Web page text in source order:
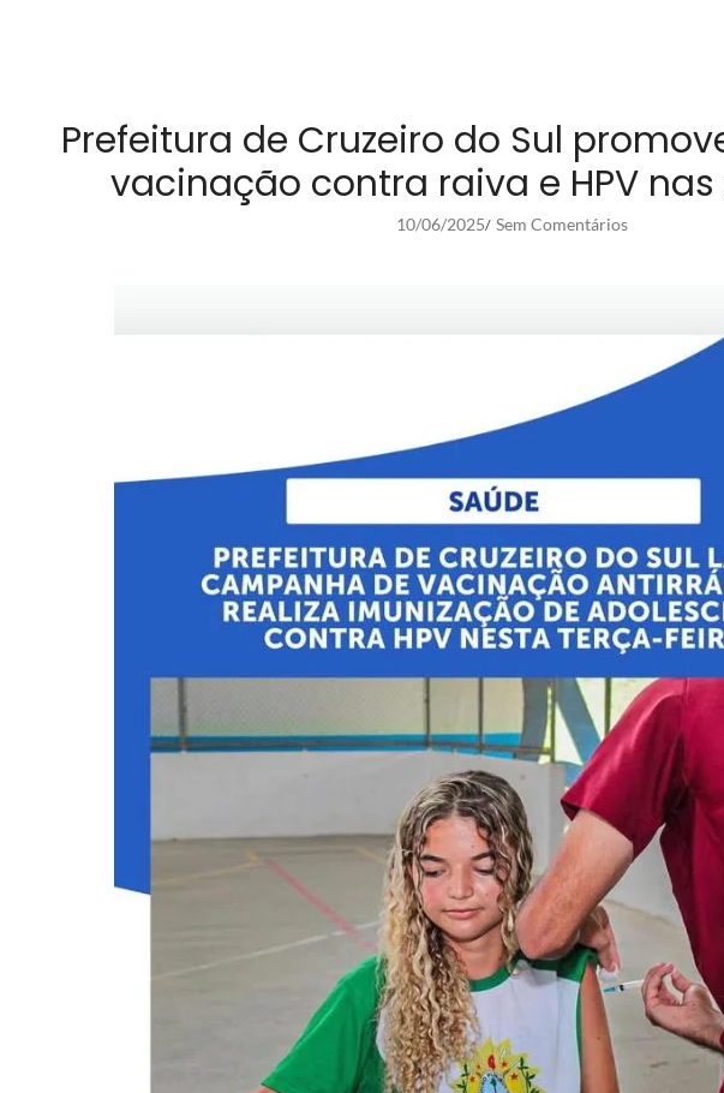
Prefeitura de Cruzeiro do Sul
vacinação contra raiva e HPV
10/06/2025/ Sem Comentários